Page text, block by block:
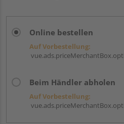
Online bestellen
Auf Vorbestellung:
Beim Händler abholen
Auf Vorbestellung: